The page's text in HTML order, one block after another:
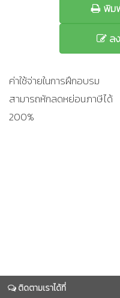
พิม
ล
ค่าใช้จ่ายในการฝึกอบรม
สามารถหักลดหย่อนภาษีได้
200%
ติดตามเราได้ที่